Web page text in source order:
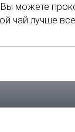
можете
чай лучше